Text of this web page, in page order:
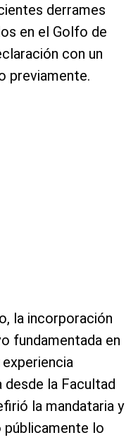
derrames
en el Golfo de
con un
previamente.
la incorporación
fundamentada en
desde la Facultad
la mandataria y
públicamente lo